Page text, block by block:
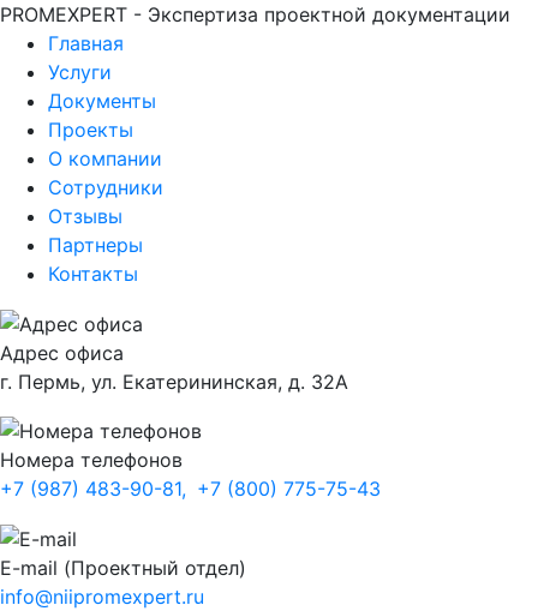
PROMEXPERT - Экспертиза проектной документации
Главная
Услуги
Документы
Проекты
О компании
Сотрудники
Отзывы
Партнеры
Контакты
Адрес офиса
г. Пермь, ул. Екатерининская, д. 32А
Номера телефонов
+7 (987) 483-90-81, +7 (800) 775-75-43
E-mail (Проектный отдел)
info@niipromexpert.ru